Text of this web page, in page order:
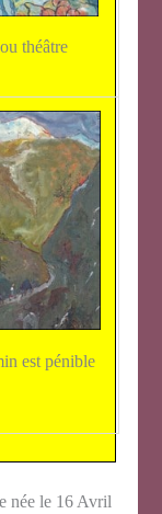
théâtre
est pénible
née le 16 Avril